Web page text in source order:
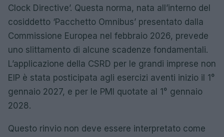
Clock Directive’. Questa norma, nata all’interno del
cosiddetto ‘Pacchetto Omnibus’ presentato dalla
Commissione Europea nel febbraio 2026, prevede
uno slittamento di alcune scadenze fondamentali.
L’applicazione della CSRD per le grandi imprese non
EIP è stata posticipata agli esercizi aventi inizio il 1°
gennaio 2027, e per le PMI quotate al 1° gennaio
2028.
Questo rinvio non deve essere interpretato come